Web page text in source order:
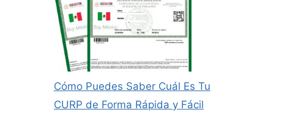
Cómo Puedes Saber Cuál Es Tu
CURP de Forma Rápida y Fácil